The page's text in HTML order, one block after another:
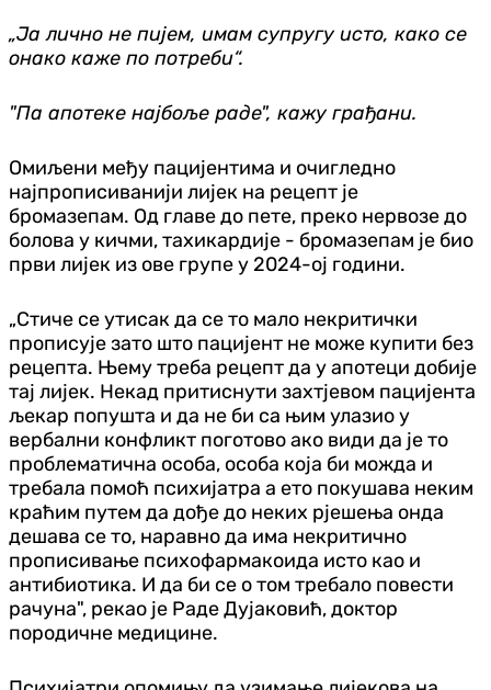
„Ја лично не пијем, имам супругу исто, како се
онако каже по потреби“.
"Па апотеке најбоље раде", кажу грађани.
Омиљени међу пацијентима и очигледно
најпрописиванији лијек на рецепт је
бромазепам. Од главе до пете, преко нервозе до
болова у кичми, тахикардије - бромазепам је био
први лијек из ове групе у 2024-ој години.
„Стиче се утисак да се то мало некритички
прописује зато што пацијент не може купити без
рецепта. Њему треба рецепт да у апотеци добије
тај лијек. Некад притиснути захтјевом пацијента
љекар попушта и да не би са њим улазио у
вербални конфликт поготово ако види да је то
проблематична особа, особа која би можда и
требала помоћ психијатра а ето покушава неким
краћим путем да дође до неких рјешења онда
дешава се то, наравно да има некритично
прописивање психофармакоида исто као и
антибиотика. И да би се о том требало повести
рачуна", рекао је Раде Дујаковић, доктор
породичне медицине.